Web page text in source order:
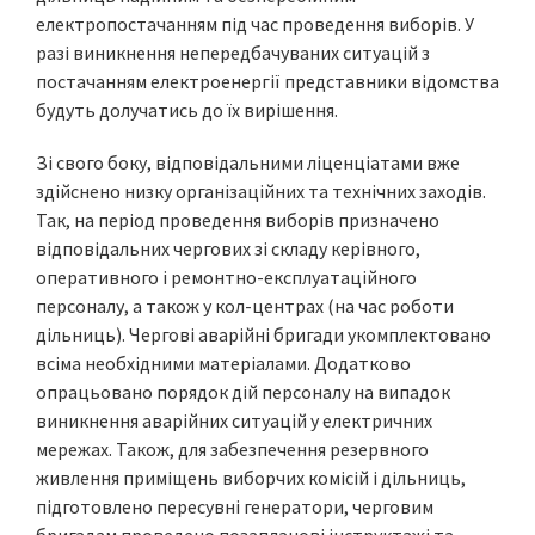
електропостачанням під час проведення виборів. У
разі виникнення непередбачуваних ситуацій з
постачанням електроенергії представники відомства
будуть долучатись до їх вирішення.
Зі свого боку, відповідальними ліценціатами вже
здійснено низку організаційних та технічних заходів.
Так, на період проведення виборів призначено
відповідальних чергових зі складу керівного,
оперативного і ремонтно-експлуатаційного
персоналу, а також у кол-центрах (на час роботи
дільниць). Чергові аварійні бригади укомплектовано
всіма необхідними матеріалами. Додатково
опрацьовано порядок дій персоналу на випадок
виникнення аварійних ситуацій у електричних
мережах. Також, для забезпечення резервного
живлення приміщень виборчих комісій і дільниць,
підготовлено пересувні генератори, черговим